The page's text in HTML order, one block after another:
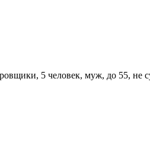
5 человек, муж, до 55,